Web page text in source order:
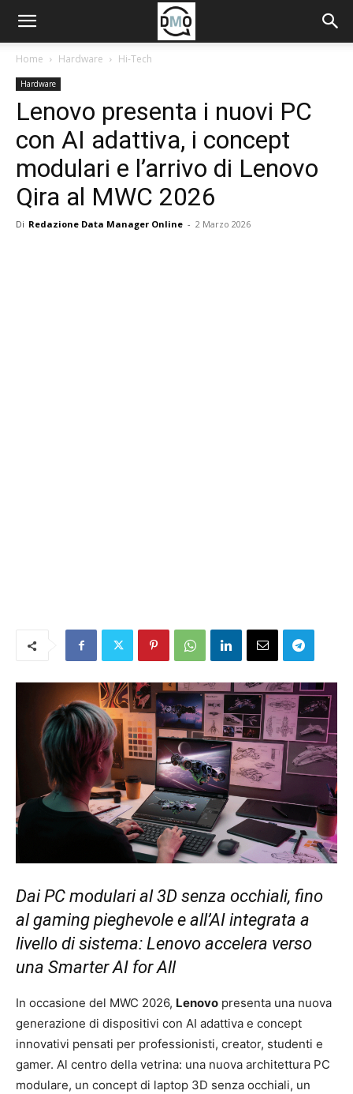
Home Hardware Hi-Tech
Hardware
Lenovo presenta i nuovi PC
con AI adattiva, i concept
modulari e l’arrivo di Lenovo
Qira al MWC 2026
Di Redazione Data Manager Online - 2 Marzo 2026
Dai PC modulari al 3D senza occhiali, fino
al gaming pieghevole e all’AI integrata a
livello di sistema: Lenovo accelera verso
una Smarter AI for All
In occasione del MWC 2026, Lenovo presenta una nuova
generazione di dispositivi con AI adattiva e concept
innovativi pensati per professionisti, creator, studenti e
gamer. Al centro della vetrina: una nuova architettura PC
modulare, un concept di laptop 3D senza occhiali, un